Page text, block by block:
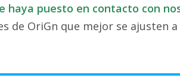
haya puesto en contacto con
de OriGn que mejor se ajusten a